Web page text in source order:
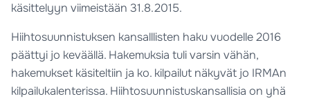
käsittelyyn viimeistään 31.8.2015.
Hiihtosuunnistuksen kansalllisten haku vuodelle 2016
päättyi jo keväällä. Hakemuksia tuli varsin vähän,
hakemukset käsiteltiin ja ko. kilpailut näkyvät jo IRMAn
kilpailukalenterissa. Hiihtosuunnistuskansallisia on yhä